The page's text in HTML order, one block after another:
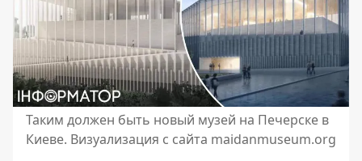
Таким должен быть новый музей на Печерске в
Киеве. Визуализация с сайта maidanmuseum.org